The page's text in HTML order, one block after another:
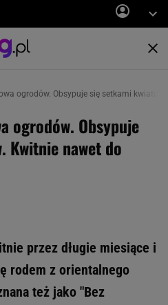
ogrodów. Obsypuje się setkami
ogrodów. Obsypuje
Kwitnie nawet do
przez długie miesiące i
rodem z orientalnego
też jako "Bez